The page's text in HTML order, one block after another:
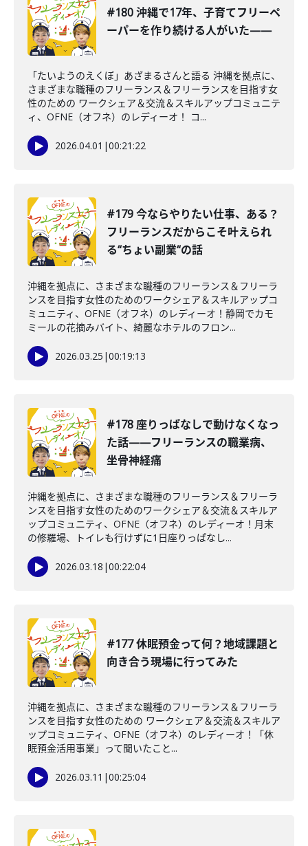
#180 沖縄で17年、子育てフリーペ
ーパーを作り続ける人がいた——
「たいようのえくぼ」あざまるさんと語る 沖縄を拠点に、
さまざまな職種のフリーランス＆フリーランスを目指す女
性のための ワークシェア＆交流＆スキルアップコミュニテ
ィ、OFNE（オフネ）のレディーオ！ コ...
2026.04.01 |00:21:22
#179 今ならやりたい仕事、ある？
フリーランスだからこそ叶えられ
る“ちょい副業“の話
沖縄を拠点に、さまざまな職種のフリーランス＆フリーラ
ンスを目指す女性のためのワークシェア＆スキルアップコ
ミュニティ、OFNE（オフネ）のレディーオ！静岡でカモ
ミールの花摘みバイト、綺麗なホテルのフロン...
2026.03.25 |00:19:13
#178 座りっぱなしで動けなくなっ
た話——フリーランスの職業病、
坐骨神経痛
沖縄を拠点に、さまざまな職種のフリーランス＆フリーラ
ンスを目指す女性のためのワークシェア＆交流＆スキルア
ップコミュニティ、OFNE（オフネ）のレディーオ！月末
の修羅場、トイレも行けずに1日座りっぱなし...
2026.03.18 |00:22:04
#177 休眠預金って何？地域課題と
向き合う現場に行ってみた
沖縄を拠点に、さまざまな職種のフリーランス＆フリーラ
ンスを目指す女性のための ワークシェア＆交流＆スキルア
ップコミュニティ、OFNE（オフネ）のレディーオ！「休
眠預金活用事業」って聞いたこと...
2026.03.11 |00:25:04